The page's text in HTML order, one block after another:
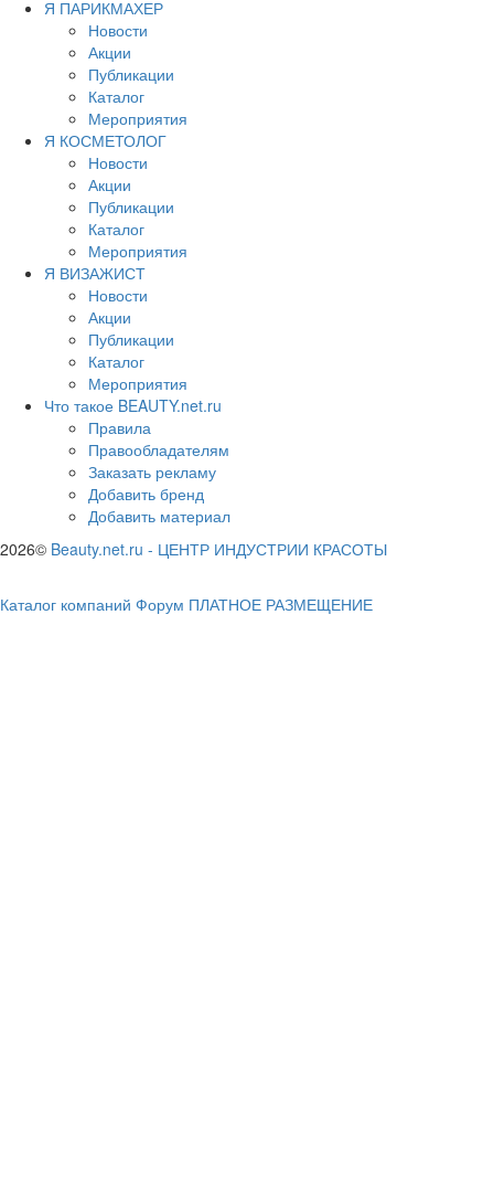
Я ПАРИКМАХЕР
Новости
Акции
Публикации
Каталог
Мероприятия
Я КОСМЕТОЛОГ
Новости
Акции
Публикации
Каталог
Мероприятия
Я ВИЗАЖИСТ
Новости
Акции
Публикации
Каталог
Мероприятия
Что такое BEAUTY.net.ru
Правила
Правообладателям
Заказать рекламу
Добавить бренд
Добавить материал
2026© Beauty.net.ru - ЦЕНТР ИНДУСТРИИ КРАСОТЫ
Каталог компаний Форум ПЛАТНОЕ РАЗМЕЩЕНИЕ